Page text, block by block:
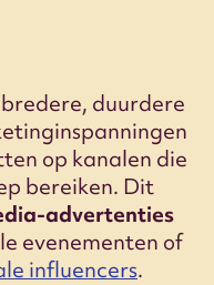
duurdere
op kanalen die
bereiken. Dit
advertenties
evenementen of
influencers.